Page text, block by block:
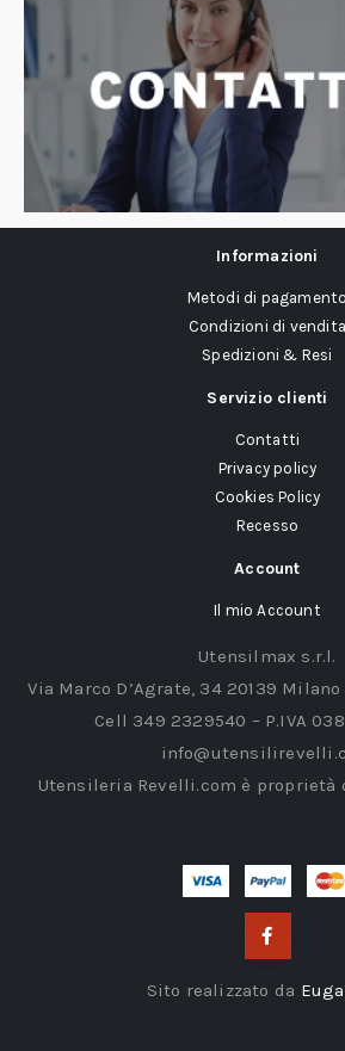
Informazioni
Metodi di pagamento
Condizioni di vendita
Spedizioni & Resi
Servizio clienti
Contatti
Privacy policy
Cookies Policy
Recesso
Account
Il mio Account
Utensilmax s.r.l.
Via Marco D’Agrate, 34 20139 Milano
Cell 349 2329540 – P.IVA
Utensileria Revelli.com è proprietà
Sito realizzato da